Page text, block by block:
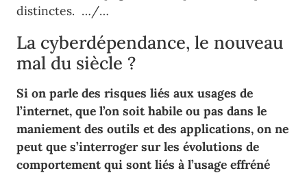
distinctes. …/…
La cyberdépendance, le nouveau
mal du siècle ?
Si on parle des risques liés aux usages de
l’internet, que l’on soit habile ou pas dans le
maniement des outils et des applications, on ne
peut que s’interroger sur les évolutions de
comportement qui sont liés à l’usage effréné